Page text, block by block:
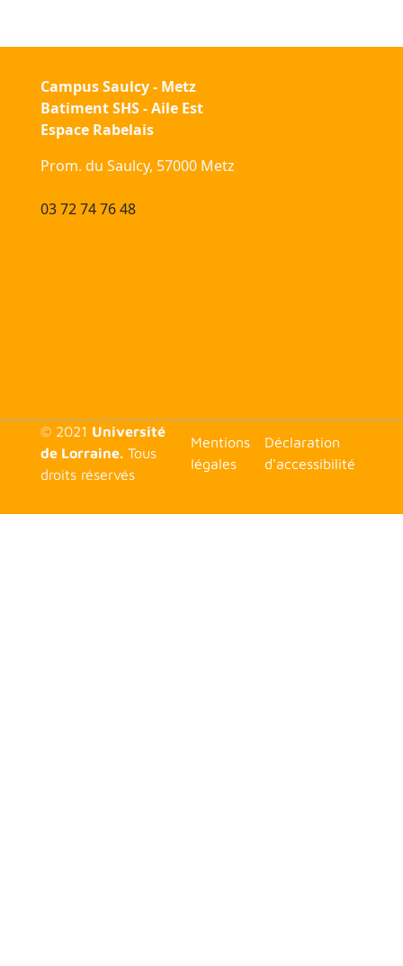
Campus Saulcy - Metz
Batiment SHS - Aile Est
Espace Rabelais
Prom. du Saulcy, 57000 Metz
03 72 74 76 48
© 2021 Université
de Lorraine.Tous
droits réservés
<none>
Mentions
légales
Déclaration
d'accessibilité